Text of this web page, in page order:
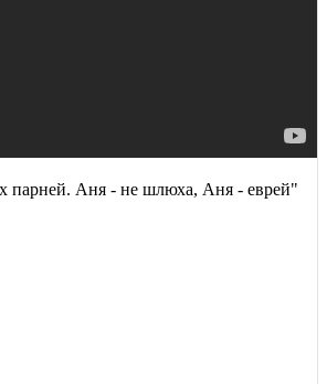
парней. Аня - не шлюха, Аня - еврей"